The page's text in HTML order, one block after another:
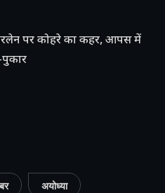
पर कोहरे का कहर, आपस में
पुकार
अयोध्या